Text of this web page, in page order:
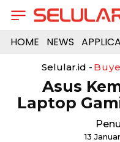
HOME NEWS
Selular.id -
Asus
Laptop
13